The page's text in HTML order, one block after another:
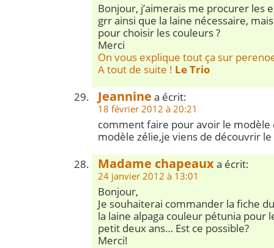
Bonjour, j’aimerais me procurer les
grr ainsi que la laine nécessaire,
pour choisir les couleurs ?
Merci
On vous explique tout ça sur
A tout de suite ! Le Trio
Jeannine a écrit:
18 février 2012 à 20:21
comment faire pour avoir le modèle
modèle zélie,je viens de découvrir le
Madame chapeauxa écrit:
24 janvier 2012 à 13:01
Bonjour,
Je souhaiterai commander la fiche
la laine alpaga couleur pétunia pour
petit deux ans… Est ce possible?
Merci!